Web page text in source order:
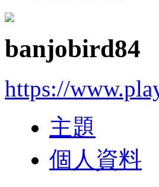
banjobird84
https://
主題
個人資料